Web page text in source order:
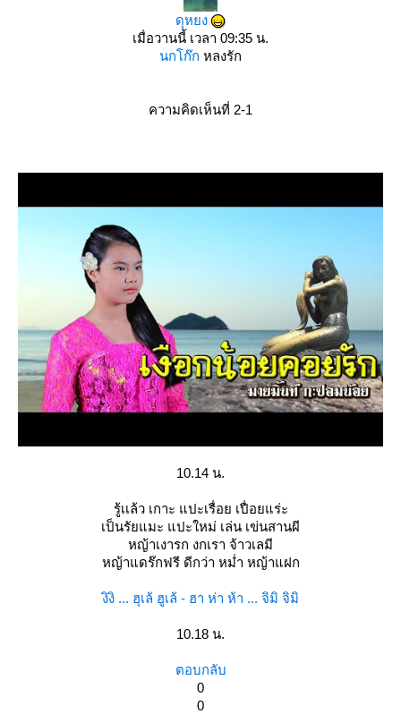
ดุหยง
เมื่อวานนี้ เวลา 09:35 น.
นกโก๊ก หลงรัก
ความคิดเห็นที่ 2-1
10.14 น.
รู้เเล้ว เกาะ แปะเรื่อย เปื่อยแร่ะ
เป็นรัยแมะ แปะใหม่ เล่น เข่นสานผี
หญ้าเงารก งกเรา จ้าวเลมี
หญ้าแดร๊กฟรี ดีกว่า หม่ำ หญ้าแฝก
งิงิ ... ฮุเล้ ฮูเล้ - ฮา ห่า ห้า ... จิมิ จิมิ
10.18 น.
ตอบกลับ
0
0